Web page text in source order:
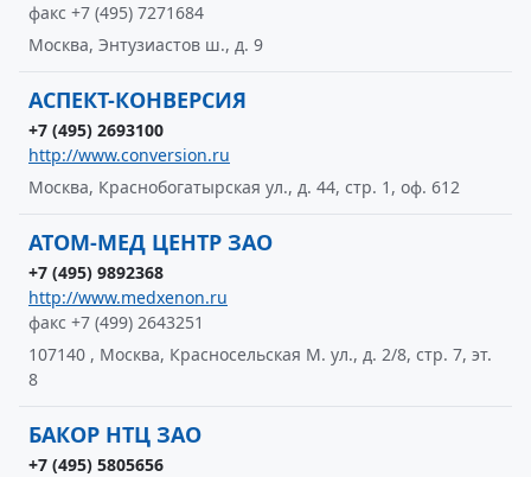
факс +7 (495) 7271684
Москва, Энтузиастов ш., д. 9
АСПЕКТ-КОНВЕРСИЯ
+7 (495) 2693100
http://www.conversion.ru
Москва, Краснобогатырская ул., д. 44, стр. 1, оф. 612
АТОМ-МЕД ЦЕНТР ЗАО
+7 (495) 9892368
http://www.medxenon.ru
факс +7 (499) 2643251
107140 , Москва, Красносельская М. ул., д. 2/8, стр. 7, эт.
8
БАКОР НТЦ ЗАО
+7 (495) 5805656